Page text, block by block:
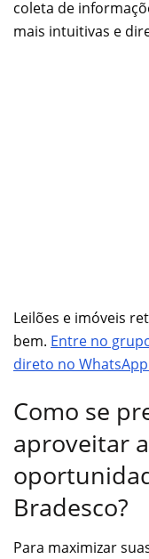
coleta de
mais intuitivas e
Leilões e imóveis
bem. Entre no
direto no
Como se
aproveitar
Bradesco?
Para maximizar